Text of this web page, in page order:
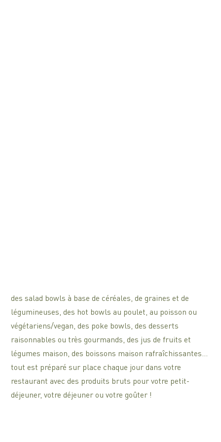
des salad bowls à base de céréales, de graines et de
légumineuses, des hot bowls au poulet, au poisson ou
végétariens/vegan, des poke bowls, des desserts
raisonnables ou très gourmands, des jus de fruits et
légumes maison, des boissons maison rafraîchissantes…
tout est préparé sur place chaque jour dans votre
restaurant avec des produits bruts pour votre petit-
déjeuner, votre déjeuner ou votre goûter !